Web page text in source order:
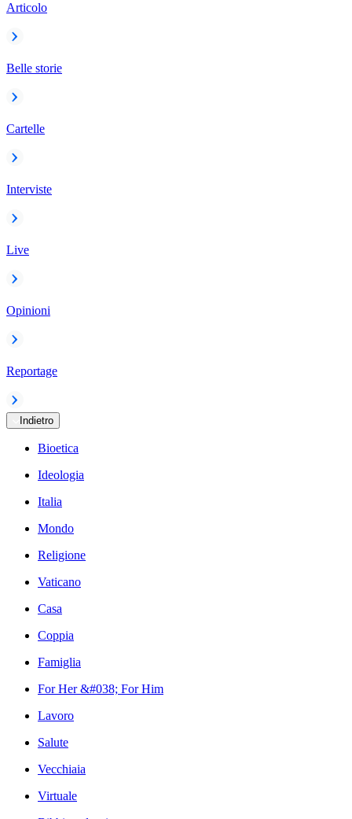
Articolo
Belle storie
Cartelle
Interviste
Live
Opinioni
Reportage
Indietro
Bioetica
Ideologia
Italia
Mondo
Religione
Vaticano
Casa
Coppia
Famiglia
For Her &#038; For Him
Lavoro
Salute
Vecchiaia
Virtuale